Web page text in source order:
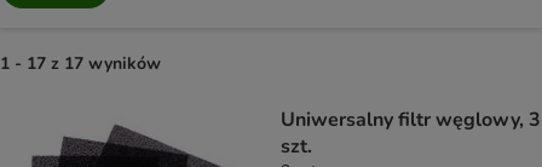
1 - 17 z 17 wyników
Uniwersalny filtr węglowy, 3
szt.